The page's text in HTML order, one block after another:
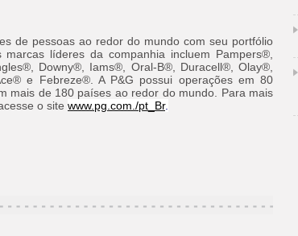
de pessoas ao redor do mundo com seu portfólio
líderes da companhia incluem Pampers®,
Downy®, Iams®, Oral-B®, Duracell®, Olay®,
e Febreze®. A P&G possui operações em 80
mais de 180 países ao redor do mundo. Para mais
o site www.pg.com./pt_Br.